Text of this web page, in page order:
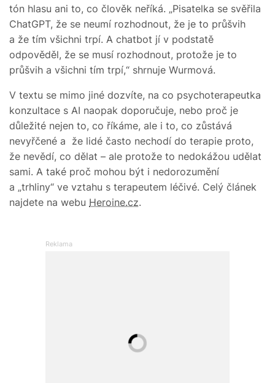
tón hlasu ani to, co člověk neříká. „Pisatelka se svěřila
ChatGPT, že se neumí rozhodnout, že je to průšvih
a že tím všichni trpí. A chatbot jí v podstatě
odpověděl, že se musí rozhodnout, protože je to
průšvih a všichni tím trpí,“ shrnuje Wurmová.
V textu se mimo jiné dozvíte, na co psychoterapeutka
konzultace s AI naopak doporučuje, nebo proč je
důležité nejen to, co říkáme, ale i to, co zůstává
nevyřčené a že lidé často nechodí do terapie proto,
že nevědí, co dělat – ale protože to nedokážou udělat
sami. A také proč mohou být i nedorozumění
a „trhliny“ ve vztahu s terapeutem léčivé. Celý článek
najdete na webu Heroine.cz.